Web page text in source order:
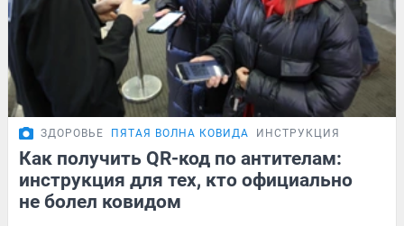
ЗДОРОВЬЕ ПЯТАЯ ВОЛНА КОВИДА ИНСТРУКЦИЯ
Как получить QR-код по антителам:
инструкция для тех, кто официально
не болел ковидом